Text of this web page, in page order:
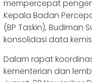
mempercepat
Kepala Badan
(BP Taskin), Budiman
konsolidasi data
Dalam rapat
kementerian dan